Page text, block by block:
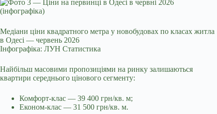
Медіани ціни квадратного метра у новобудовах по класах житла
в Одесі — червень 2026
Інфографіка: ЛУН Статистика
Найбільш масовими пропозиціями на ринку залишаються
квартири середнього цінового сегменту:
Комфорт-клас — 39 400 грн/кв. м;
Економ-клас — 31 500 грн/кв. м.